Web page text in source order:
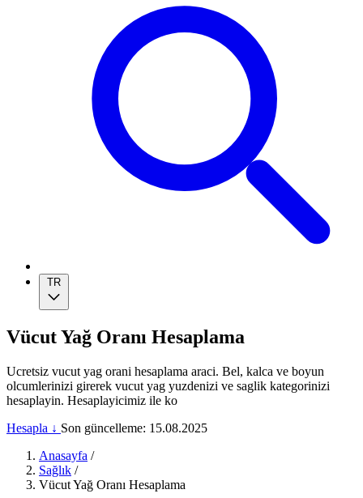
TR
Vücut Yağ Oranı Hesaplama
Ucretsiz vucut yag orani hesaplama araci. Bel, kalca ve boyun
olcumlerinizi girerek vucut yag yuzdenizi ve saglik kategorinizi
hesaplayin. Hesaplayicimiz ile ko
Hesapla ↓ Son güncelleme: 15.08.2025
Anasayfa /
Sağlık /
Vücut Yağ Oranı Hesaplama